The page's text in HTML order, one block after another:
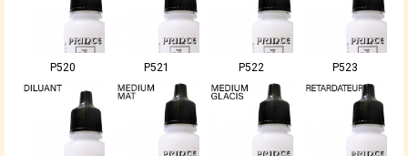
P520 P521 P522 P523